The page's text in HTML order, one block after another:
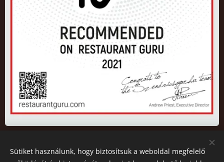
2026 Az oldalt a Szendvicsgyár.hu működteti. All rights
Sütiket használunk, hogy biztosítsuk a weboldal megfelelő